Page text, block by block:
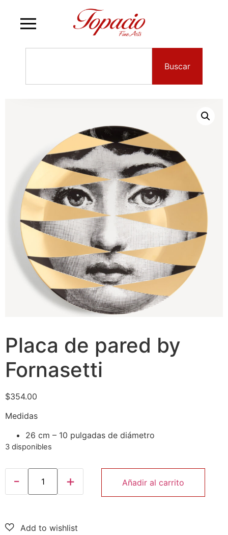
Buscar
Placa de pared by
Fornasetti
$354.00
Medidas
26 cm – 10 pulgadas de diámetro
3 disponibles
Añadir al carrito